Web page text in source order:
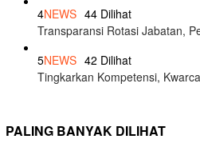
4NEWS 44 Dilihat
Transparansi Rotasi Jabatan,
5NEWS 42 Dilihat
Tingkarkan Kompetensi,
PALING BANYAK DILIHAT